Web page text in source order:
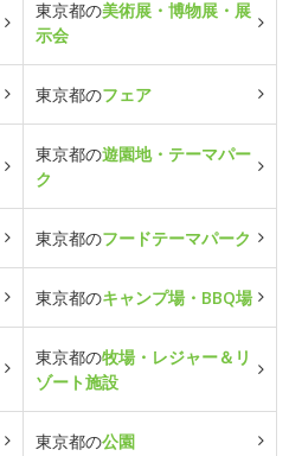
東京都の美術展・博物展・展
示会
東京都のフェア
東京都の遊園地・テーマパー
ク
東京都のフードテーマパーク
東京都のキャンプ場・BBQ場
東京都の牧場・レジャー＆リ
ゾート施設
東京都の公園